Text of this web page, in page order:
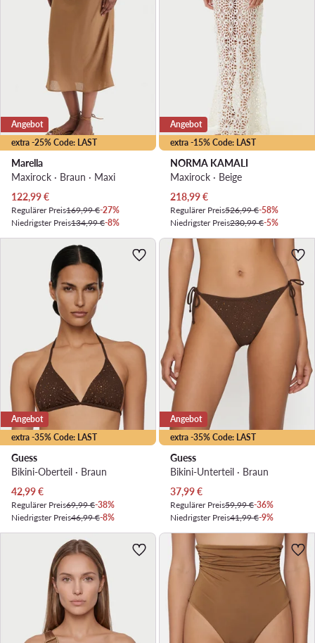
extra -25% Code: LAST
Angebot
Marella
Maxirock · Braun · Maxi
Aktueller Preis
122,99€
Regulärer Preis169,99 €-27%
Niedrigster Preis134,99 €-8%
extra -15% Code: LAST
Angebot
NORMA KAMALI
Maxirock · Beige
Aktueller Preis
218,99€
Regulärer Preis526,99 €-58%
Niedrigster Preis230,99 €-5%
extra -35% Code: LAST
Angebot
Guess
Bikini-Oberteil · Braun
Aktueller Preis
42,99€
Regulärer Preis69,99 €-38%
Niedrigster Preis46,99 €-8%
extra -35% Code: LAST
Angebot
Guess
Bikini-Unterteil · Braun
Aktueller Preis
37,99€
Regulärer Preis59,99 €-36%
Niedrigster Preis41,99 €-9%